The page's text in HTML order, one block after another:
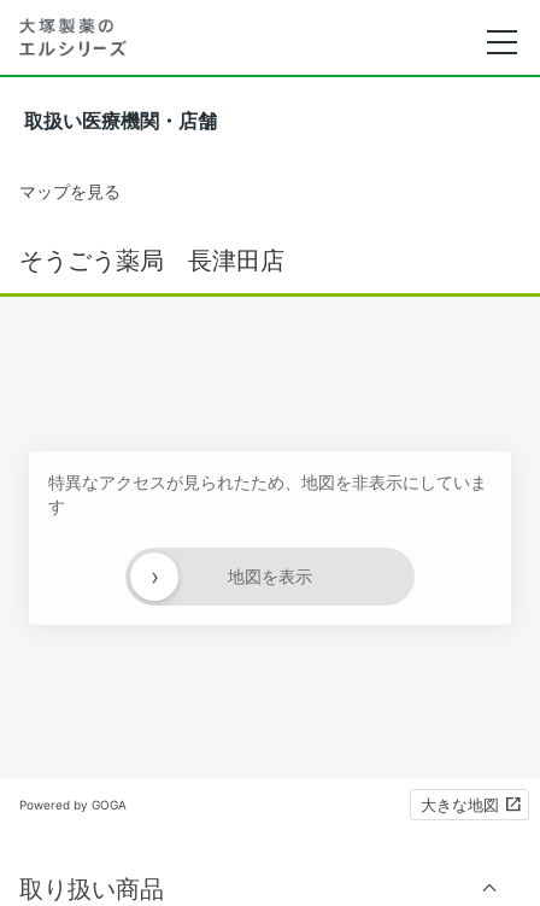
取扱い医療機関・店舗
マップを見る
そうごう薬局 長津田店
特異なアクセスが見られたため、地図を非表示にしていま
す
地図を表示
›
Powered by GOGA 大きな地図
取り扱い商品